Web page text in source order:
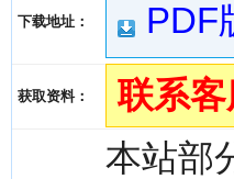
下载地址： PDF
获取资料： 联系
本站部